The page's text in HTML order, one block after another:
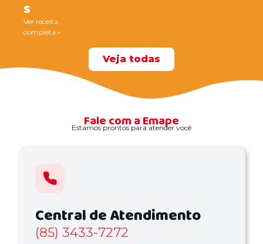
s
Ver receita
completa »
Veja todas
Fale com a Emape
Estamos prontos para atender você
Central de Atendimento
(85) 3433-7272